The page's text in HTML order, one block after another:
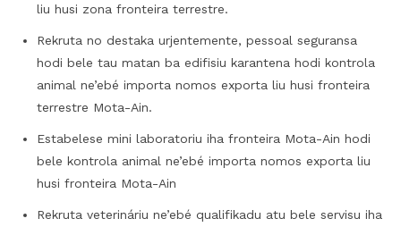
liu husi zona fronteira terrestre.
Rekruta no destaka urjentemente, pessoal seguransa
hodi bele tau matan ba edifisiu karantena hodi kontrola
animal ne’ebé importa nomos exporta liu husi fronteira
terrestre Mota-Ain.
Estabelese mini laboratoriu iha fronteira Mota-Ain hodi
bele kontrola animal ne’ebé importa nomos exporta liu
husi fronteira Mota-Ain
Rekruta veterináriu ne’ebé qualifikadu atu bele servisu iha